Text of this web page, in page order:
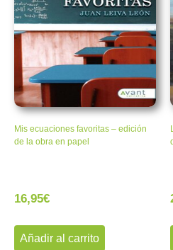
Mis ecuaciones favoritas – edición
de la obra en papel
16,95€
Añadir al carrito